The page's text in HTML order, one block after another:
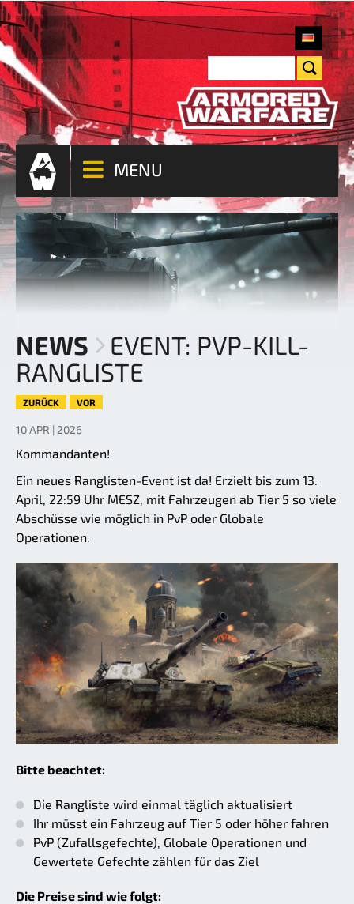
MENU
NEWS
EVENT: PVP-KILL-
RANGLISTE
ZURÜCK VOR
10 APR | 2026
Kommandanten!
Ein neues Ranglisten-Event ist da! Erzielt bis zum 13.
April, 22:59 Uhr MESZ, mit Fahrzeugen ab Tier 5 so viele
Abschüsse wie möglich in PvP oder Globale
Operationen.
Bitte beachtet:
Die Rangliste wird einmal täglich aktualisiert
Ihr müsst ein Fahrzeug auf Tier 5 oder höher fahren
PvP (Zufallsgefechte), Globale Operationen und
Gewertete Gefechte zählen für das Ziel
Die Preise sind wie folgt: